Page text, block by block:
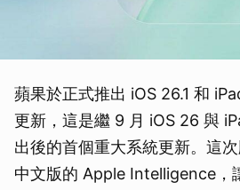
蘋果於正式推出 iOS 26.1 和
更新，這是繼 9 月 iOS 26 與
出後的首個重大系統更新。這
中文版的 Apple Intelligence，